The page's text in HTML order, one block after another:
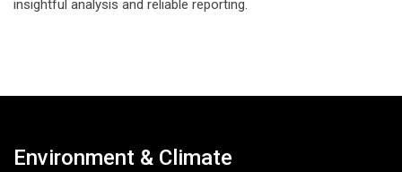
insightful analysis and reliable reporting.
Environment & Climate